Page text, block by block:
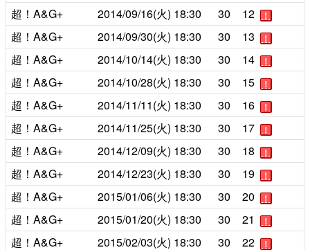
超！A&G+ 2014/09/16(火) 18:30 30 12 ！
超！A&G+ 2014/09/30(火) 18:30 30 13 ！
超！A&G+ 2014/10/14(火) 18:30 30 14 ！
超！A&G+ 2014/10/28(火) 18:30 30 15 ！
超！A&G+ 2014/11/11(火) 18:30 30 16 ！
超！A&G+ 2014/11/25(火) 18:30 30 17 ！
超！A&G+ 2014/12/09(火) 18:30 30 18 ！
超！A&G+ 2014/12/23(火) 18:30 30 19 ！
超！A&G+ 2015/01/06(火) 18:30 30 20 ！
超！A&G+ 2015/01/20(火) 18:30 30 21 ！
超！A&G+ 2015/02/03(火) 18:30 30 22 ！